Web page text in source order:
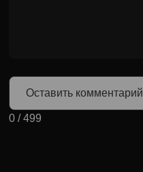
Оставить комментарий
0 /499